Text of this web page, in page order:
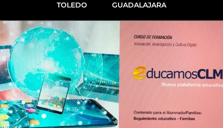
TOLEDO
GUADALAJARA